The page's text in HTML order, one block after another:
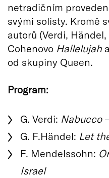
netradičním
svými solisty. Kromě
autorů (Verdi,
Cohenovo Hallelujah a
od skupiny Queen.
Program:
G. Verdi: Nabucco
G. F.Händel: Let
F. Mendelssohn:
Israel